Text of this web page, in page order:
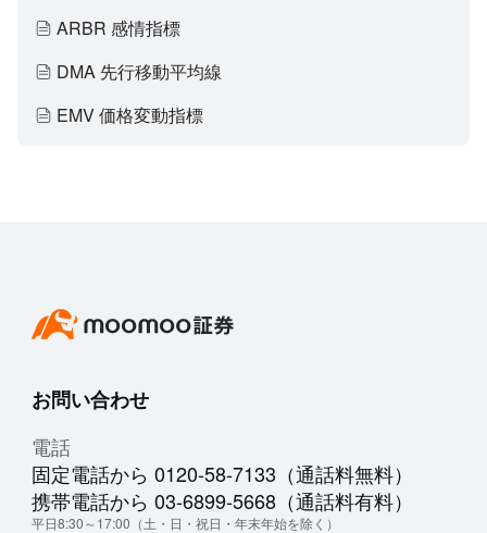
ARBR 感情指標
DMA 先行移動平均線
EMV 価格変動指標
お問い合わせ
電話
固定電話から 0120-58-7133（通話料無料）
携帯電話から 03-6899-5668（通話料有料）
平日8:30～17:00（土・日・祝日・年末年始を除く）